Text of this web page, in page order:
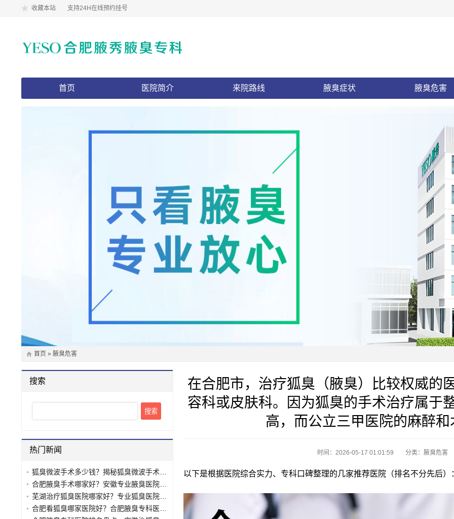
收藏本站 支持24H在线预约挂号
首页 医院简介 来院路线 腋臭症状 腋臭危害
首页 » 腋臭危害
搜索
热门新闻
在合肥市，治疗狐臭（腋臭）比较权威的
容科或皮肤科。因为狐臭的手术治疗属于
高，而公立三甲医院的麻醉
时间：2026-05-17 01:01:59 分类： 腋臭危害
以下是根据医院综合实力、专科口碑整理的几家推荐医院（排名不分先后）